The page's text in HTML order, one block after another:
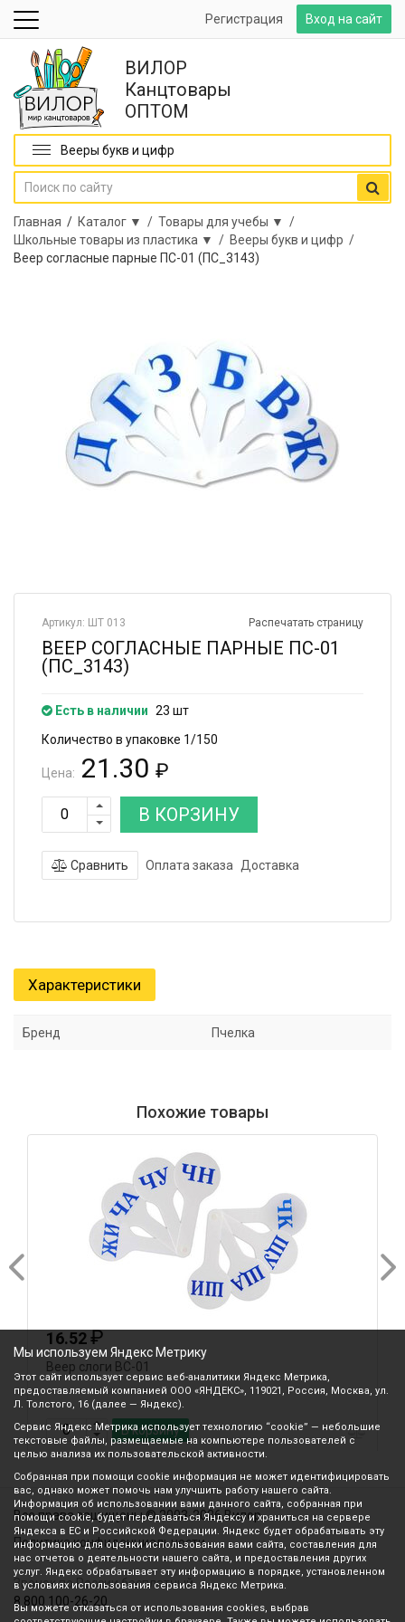
Вход на сайт
Регистрация
ВИЛОР
Канцтовары
ОПТОМ
Вееры букв и цифр
Главная / Каталог ▼ / Товары для учебы ▼ /
Школьные товары из пластика ▼ / Вееры букв и цифр /
Веер согласные парные ПС-01 (ПС_3143)
Распечатать страницу
Артикул: ШТ 013
ВЕЕР СОГЛАСНЫЕ ПАРНЫЕ ПС-01
(ПС_3143)
Есть в наличии 23 шт
Количество в упаковке 1/150
Цена: 21.30 ₽
В КОРЗИНУ
Сравнить Оплата заказа Доставка
Характеристики
Бренд Пчелка
Похожие товары
16.52₽
Веер слоги ВС-01
В корзину
Все права защищены © 2003-2026 Вилор
Политика конфиденциальности
Звонок по России бесплатный
8 800 100-26-20
Мы используем Яндекс Метрику
Этот сайт использует сервис веб-аналитики Яндекс Метрика,
предоставляемый компанией ООО «ЯНДЕКС», 119021, Россия, Москва, ул.
Л. Толстого, 16 (далее — Яндекс).
Сервис Яндекс Метрика использует технологию “cookie” — небольшие
текстовые файлы, размещаемые на компьютере пользователей с
целью анализа их пользовательской активности.
Собранная при помощи cookie информация не может идентифицировать
вас, однако может помочь нам улучшить работу нашего сайта.
Информация об использовании вами данного сайта, собранная при
помощи cookie, будет передаваться Яндексу и храниться на сервере
Яндекса в ЕС и Российской Федерации. Яндекс будет обрабатывать эту
информацию для оценки использования вами сайта, составления для
нас отчетов о деятельности нашего сайта, и предоставления других
услуг. Яндекс обрабатывает эту информацию в порядке, установленном
в условиях использования сервиса Яндекс Метрика.
Вы можете отказаться от использования cookies, выбрав